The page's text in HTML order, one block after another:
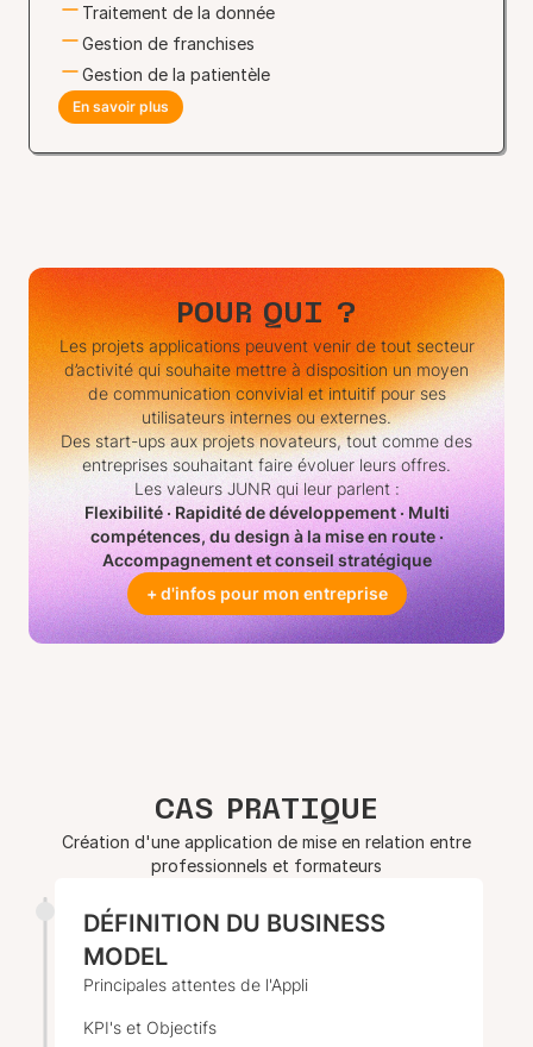
Traitement de la donnée
Gestion de franchises
Gestion de la patientèle
En savoir plus
POUR QUI ?
Les projets applications peuvent venir de tout secteur
d’activité qui souhaite mettre à disposition un moyen
de communication convivial et intuitif pour ses
utilisateurs internes ou externes.
Des start-ups aux projets novateurs, tout comme des
entreprises souhaitant faire évoluer leurs offres.
Les valeurs JUNR qui leur parlent :
Flexibilité · Rapidité de développement · Multi
compétences, du design à la mise en route ·
Accompagnement et conseil stratégique
+ d'infos pour mon entreprise
CAS PRATIQUE
Création d'une application de mise en relation entre
professionnels et formateurs
DÉFINITION DU BUSINESS
MODEL
Principales attentes de l'Appli
KPI's et Objectifs